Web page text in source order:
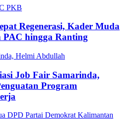
Regenerasi, Kader Muda
hingga Ranting
Job Fair Samarinda,
Program